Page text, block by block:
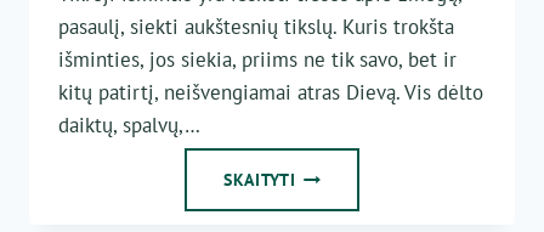
pasaulį, siekti aukštesnių tikslų. Kuris trokšta
išminties, jos siekia, priims ne tik savo, bet ir
kitų patirtį, neišvengiamai atras Dievą. Vis dėlto
daiktų, spalvų,…
SKAITYTI KUR